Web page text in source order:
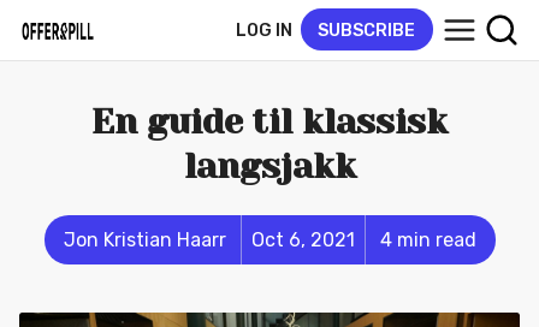
LOG IN SUBSCRIBE
En guide til klassisk
langsjakk
Jon Kristian Haarr Oct 6, 2021 4 min read